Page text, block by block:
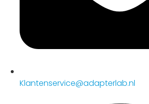
Klantenservice@adapterlab.nl